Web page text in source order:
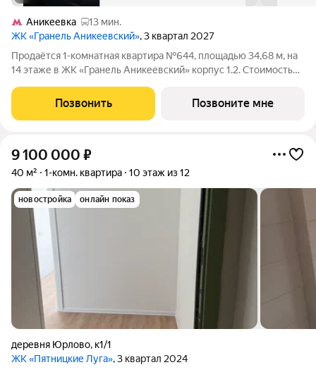
Аникеевка
13 мин.
ЖК «Гранель Аникеевский», 3 квартал 2027
Продаётся 1-комнатная квартира №644, площадью 34,68 м, на
14 этаже в ЖК «Гранель Аникеевский» корпус 1.2. Стоимость
односторонняя, окна на улицу. Проект расположился в
экологически чистом районе
Позвонить Позвоните мне
9 100 000 ₽
40 м² 1-комн. квартира 10 этаж из 12
новостройка онлайн показ
деревня Юрлово, к1/1
ЖК «Пятницкие Луга», 3 квартал 2024